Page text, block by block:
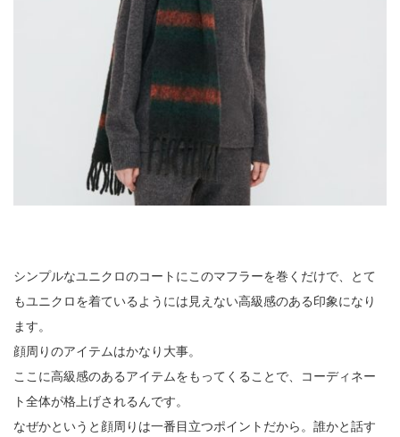
シンプルなユニクロのコートにこのマフラーを巻くだけで、とて
もユニクロを着ているようには見えない高級感のある印象になり
ます。
顔周りのアイテムはかなり大事。
ここに高級感のあるアイテムをもってくることで、コーディネー
ト全体が格上げされるんです。
なぜかというと顔周りは一番目立つポイントだから。誰かと話す